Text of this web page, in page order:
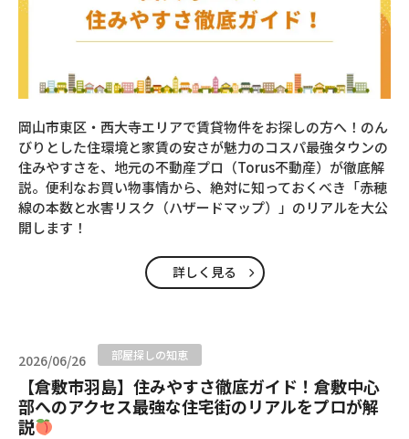
岡山市東区・西大寺エリアで賃貸物件をお探しの方へ！のん
びりとした住環境と家賃の安さが魅力のコスパ最強タウンの
住みやすさを、地元の不動産プロ（Torus不動産）が徹底解
説。便利なお買い物事情から、絶対に知っておくべき「赤穂
線の本数と水害リスク（ハザードマップ）」のリアルを大公
開します！
詳しく見る
2026/06/26 部屋探しの知恵
【倉敷市羽島】住みやすさ徹底ガイド！倉敷中心
部へのアクセス最強な住宅街のリアルをプロが解
説